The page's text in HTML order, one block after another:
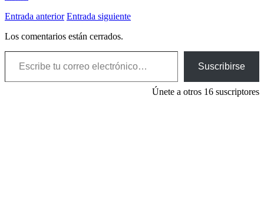
Entrada anterior Entrada siguiente
Los comentarios están cerrados.
Escribe tu correo electrónico…
Suscribirse
Únete a otros 16 suscriptores